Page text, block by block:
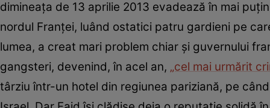
dimineața de 13 aprilie 2013 evadează în mai
nordul Franţei, luând ostatici patru gardieni pe
lumea, a creat mari problem chiar și guvernului
gangsteri, devenind, în acel an, „cel mai urmărit
târziu într-un hotel din regiunea pariziană, pe